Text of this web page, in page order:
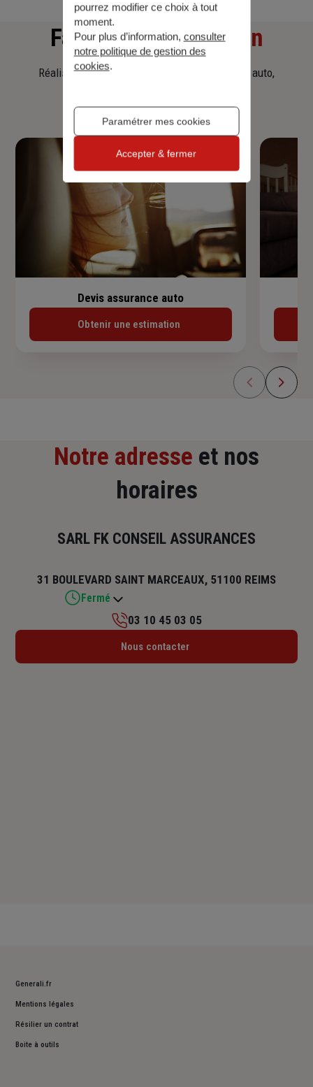
Faitesune simulation
Réalisez une simulation tarifaire d'assurance, auto,
Devis assurance auto
Obtenir une estimation
Notre adresse et nos
horaires
SARL FK CONSEIL ASSURANCES
31 BOULEVARD SAINT MARCEAUX, 51100 REIMS
Fermé
Lundi : 10h – 12h15 / 13h45 – 17h45
03 10 45 03 05
Nous contacter
Generali.fr
Mentions légales
Résilier un contrat
Boite à outils
pourrez modifier ce choix à tout
moment.
Pour plus d’information, consulter
notre politique de gestion des
cookies.
Paramétrer mes cookies
Accepter & fermer